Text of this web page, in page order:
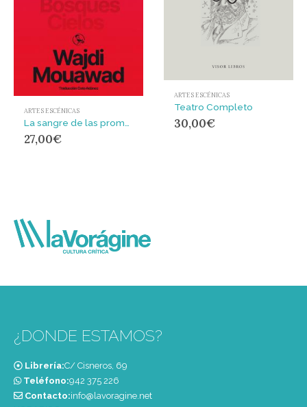
ARTES ESCÉNICAS
27,00€
ARTES ESCÉNICAS
Teatro Completo
30,00€
¿DONDE ESTAMOS?
Librería:C/ Cisneros, 69
Teléfono:‭942 375 226‬
Contacto:info@lavoragine.net